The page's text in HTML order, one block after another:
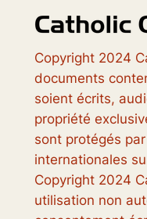
Copyright 2024
documents
soient écrits,
propriété
sont protégés
internationales
Copyright 2024
utilisation non